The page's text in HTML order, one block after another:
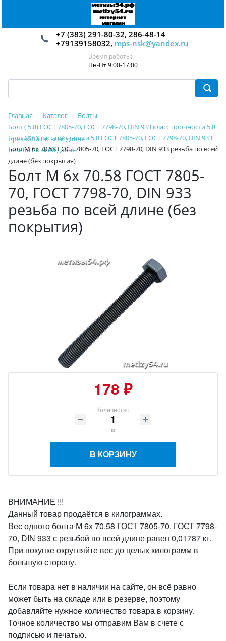
+7 (383) 291-80-32, 286-48-14
+79139158032, mps-nsk@yandex.ru
Время работы:
Пн-Пт 9:00-17:00
Главная Каталог
Болты
Болт ( 5.8) ГОСТ 7805-70, ГОСТ 7798-70, DIN 933 класс прочности 5.8
с резьбой по всей длине
Болт М 6 класс прочности 5.8 ГОСТ 7805-70, ГОСТ 7798-70, DIN 933
резьба по всей длине
Болт М 6х 70.58 ГОСТ 7805-70, ГОСТ 7798-70, DIN 933 резьба по всей
длине (без покрытия)
Болт М 6х 70.58 ГОСТ 7805-
70, ГОСТ 7798-70, DIN 933
резьба по всей длине (без
покрытия)
178 ₽
Количество
кг
В КОРЗИНУ
ВНИМАНИЕ !!!
Данный товар продаётся в килограммах.
Вес одного болта М 6х 70.58 ГОСТ 7805-70, ГОСТ 7798-
70, DIN 933 с резьбой по всей длине равен 0,01787 кг.
При покупке округляйте вес до целых килограмм в
большую сторону.
Если товара нет в наличии на сайте, он всё равно
может быть на складе или в резерве, поэтому
добавляйте нужное количество товара в корзину.
Точное количество мы отправим Вам в счете с
подписью и печатью.